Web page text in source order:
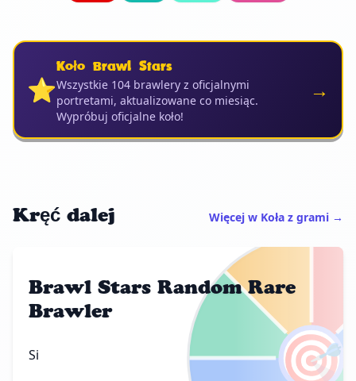
⭐
Koło Brawl Stars
Wszystkie 104 brawlery z oficjalnymi
portretami, aktualizowane co miesiąc.
Wypróbuj oficjalne koło!
→
Kręć dalej Więcej w Koła z grami →
🎯
Brawl Stars Random Rare
Brawler
Si